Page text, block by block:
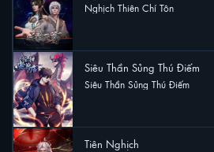
Nghịch Thiên Chí Tôn
Siêu Thần Sủng Thú Điếm
Siêu Thần Sủng Thú Điếm
Tiên Nghịch